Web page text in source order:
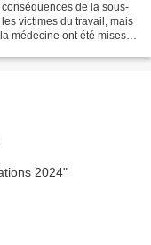
de la sous-
victimes du travail, mais
médecine ont été mises